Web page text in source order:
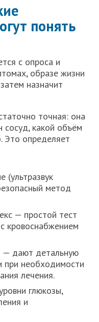
понять
с опроса и
образе жизни
назначит
точная: она
сосуд, какой объём
Это определяет
(ультразвук
метод
— простой тест
кровоснабжением
— дают детальную
при необходимости
лечения.
глюкозы,
и